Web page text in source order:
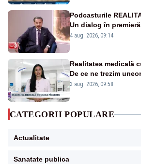
Podcasturile
Un dialog în premieră
VIDEO
4 aug. 2026, 09:14
Realitatea medicală
De ce ne trezim
alarma?
3 aug. 2026, 09:58
CATEGORII POPULARE
Actualitate
Sanatate publica